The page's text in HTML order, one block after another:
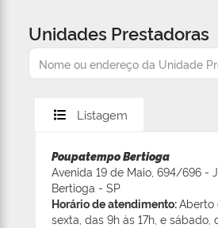
Unidades Prestadoras
Listagem
Poupatempo Bertioga
Avenida 19 de Maio, 694/696 -
Bertioga - SP
Horário de atendimento:Aberto
sexta, das 9h às 17h, e sábado,